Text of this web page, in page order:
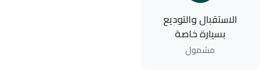
الاستقبال والتوديع
بسيارة خاصة
مشمول